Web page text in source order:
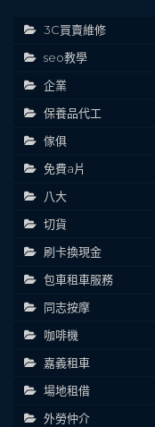
3C買賣維修
seo教學
企業
保養品代工
傢俱
免費a片
八大
切貨
刷卡換現金
包車租車服務
同志按摩
咖啡機
嘉義租車
場地租借
外勞仲介